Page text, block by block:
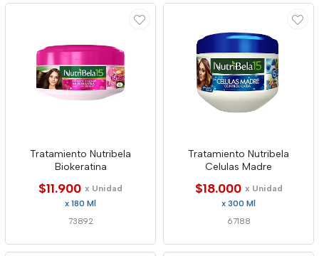
Tratamiento Nutribela
Biokeratina
$11.900 x Unidad
x 180 Ml
73892
Tratamiento Nutribela
Celulas Madre
$18.000 x Unidad
x 300 Ml
67188